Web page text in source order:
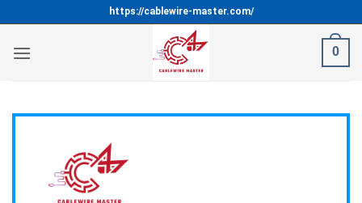
qua
nội
https://cablewire-master.com/
0